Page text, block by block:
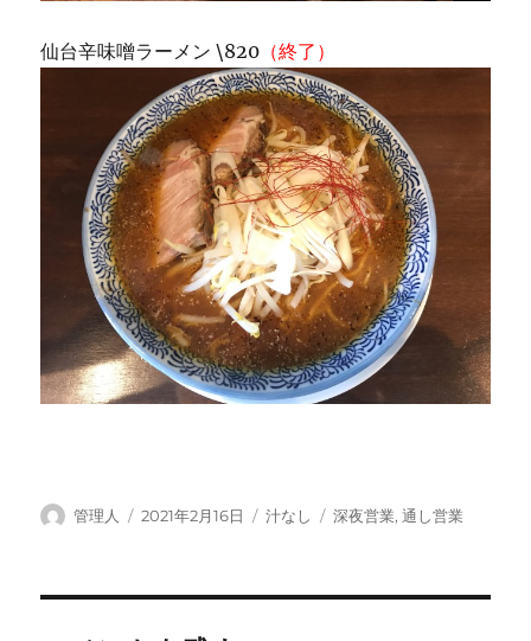
仙台辛味噌ラーメン \820 （終了）
投
管理人
投
2021年2月16日
カ
汁なし
タ
深夜営業,通し営業